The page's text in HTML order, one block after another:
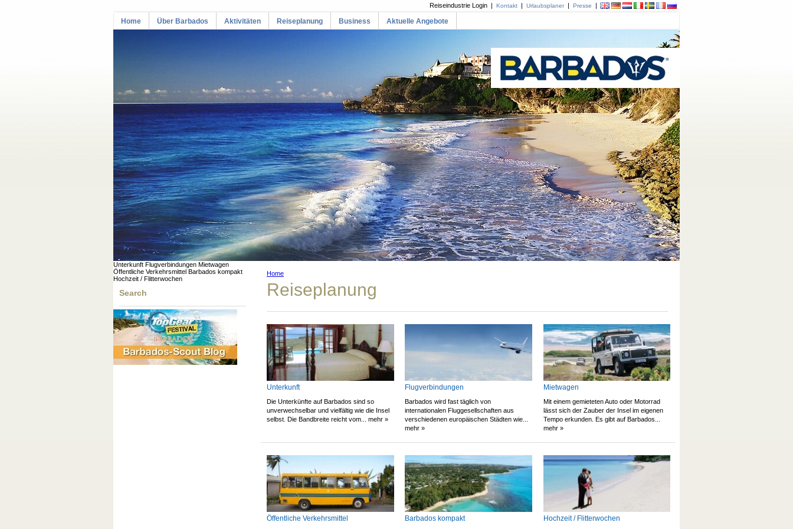
Reiseindustrie Login | Kontakt | Urlaubsplaner| Presse |
Home Über Barbados Aktivitäten Reiseplanung Business Aktuelle Angebote
Unterkunft Flugverbindungen Mietwagen
Öffentliche Verkehrsmittel Barbados kompakt
Hochzeit / Flitterwochen
Search
Home
Reiseplanung
Unterkunft
Die Unterkünfte auf Barbados sind so
unverwechselbar und vielfältig wie die Insel
selbst. Die Bandbreite reicht vom... mehr »
Flugverbindungen
Barbados wird fast täglich von
internationalen Fluggesellschaften aus
verschiedenen europäischen Städten wie...
mehr »
Mietwagen
Mit einem gemieteten Auto oder Motorrad
lässt sich der Zauber der Insel im eigenen
Tempo erkunden. Es gibt auf Barbados...
mehr »
Öffentliche Verkehrsmittel Barbados kompakt Hochzeit / Flitterwochen